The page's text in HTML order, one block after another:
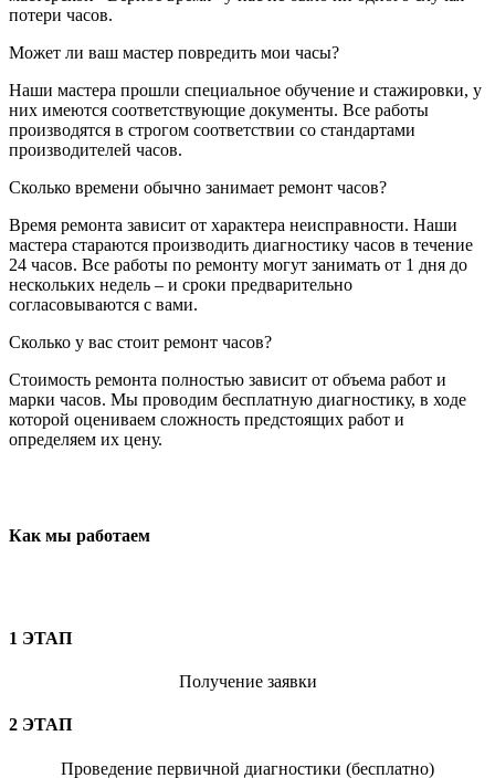
потери часов.
Может ли ваш мастер повредить мои часы?
Наши мастера прошли специальное обучение и стажировки, у
них имеются соответствующие документы. Все работы
производятся в строгом соответствии со стандартами
производителей часов.
Сколько времени обычно занимает ремонт часов?
Время ремонта зависит от характера неисправности. Наши
мастера стараются производить диагностику часов в течение
24 часов. Все работы по ремонту могут занимать от 1 дня до
нескольких недель – и сроки предварительно
согласовываются с вами.
Сколько у вас стоит ремонт часов?
Стоимость ремонта полностью зависит от объема работ и
марки часов. Мы проводим бесплатную диагностику, в ходе
которой оцениваем сложность предстоящих работ и
определяем их цену.
Как мы работаем
1 ЭТАП
Получение заявки
2 ЭТАП
Проведение первичной диагностики (бесплатно)